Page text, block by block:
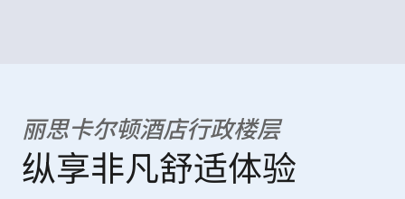
丽思卡尔顿酒店行政楼层
纵享非凡舒适体验